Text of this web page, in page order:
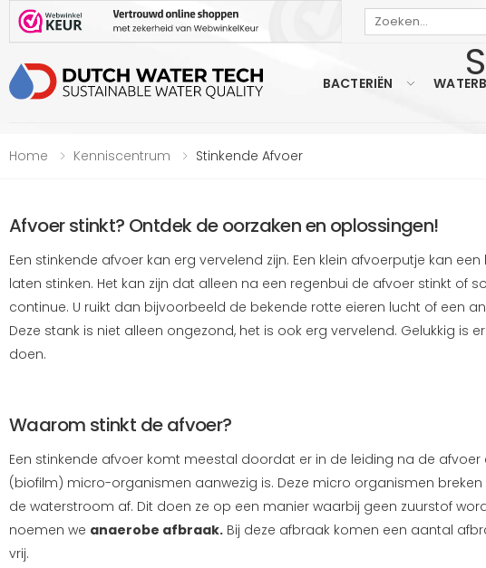
BACTERIËN
Home Kenniscentrum Stinkende Afvoer
Afvoer stinkt? Ontdek de oorzaken en oplossingen!
Een stinkende afvoer kan erg vervelend zijn. Een klein afvoerputje kan
laten stinken. Het kan zijn dat alleen na een regenbui de afvoer stinkt of
continue. U ruikt dan bijvoorbeeld de bekende rotte eieren lucht of een
Deze stank is niet alleen ongezond, het is ook erg vervelend. Gelukkig is
doen.
Waarom stinkt de afvoer?
Een stinkende afvoer komt meestal doordat er in de leiding na de afvoer
(biofilm) micro-organismen aanwezig is. Deze micro organismen breken
de waterstroom af. Dit doen ze op een manier waarbij geen zuurstof
noemen we anaerobe afbraak. Bij deze afbraak komen een aantal
vrij.